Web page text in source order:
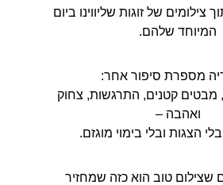
צילומים של זוגות שליווינו ביום
המיוחד שלהם.
מספרת סיפור אחר:
מבטים קטנים, התרגשות, צחוק
ואהבה –
הצגות ובלי בימוי מוגזם.
שצילום טוב הוא כזה שמחזיר